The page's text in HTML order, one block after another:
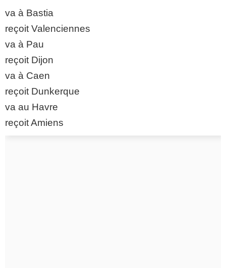
va à Bastia
reçoit Valenciennes
va à Pau
reçoit Dijon
va à Caen
reçoit Dunkerque
va au Havre
reçoit Amiens